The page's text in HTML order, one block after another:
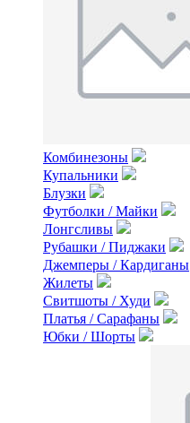
Комбинезоны
Купальники
Блузки
Футболки / Майки
Лонгсливы
Рубашки / Пиджаки
Джемперы / Кардиганы
Жилеты
Свитшоты / Худи
Платья / Сарафаны
Юбки / Шорты